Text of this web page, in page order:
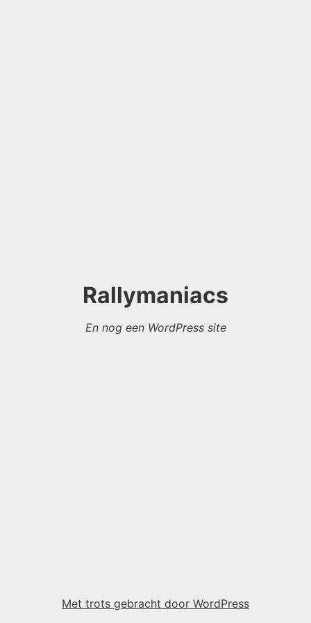
Rallymaniacs
En nog een WordPress site
Met trots gebracht door WordPress